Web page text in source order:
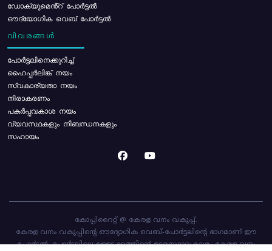
ഡോക്യുമെൻ്റ് പോർട്ടൽ
ഔദ്യോഗിക വെബ് പോർട്ടൽ
വിവരങ്ങൾ
പോര്‍ട്ടലിനെക്കുറിച്ച്
ഹൈപ്പർലിങ്ക് നയം
സ്വകാര്യതാ നയം
നിരാകരണം
പകർപ്പവകാശ നയം
വ്യവസ്ഥകളും നിബന്ധനകളും
സഹായം
കോപ്പിറൈറ്റ് @ കേരള വനം വകുപ്പ്.
കേരള വനം വകുപ്പിന്റെ ഔദ്യോഗിക വെബ്-പോർട്ടലിന്റെ ഭാഗമാണ് ഈ
പോർട്ടൽ. പോർട്ടലിലെ ഉള്ളടക്കത്തിന്റെ ഉടമസ്ഥാവകാശം കേരള വനം